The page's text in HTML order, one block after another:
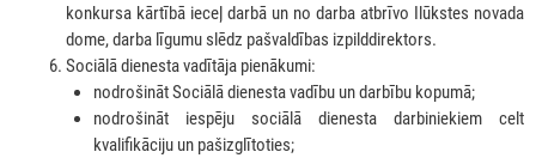
konkursa kārtībā ieceļ darbā un no darba atbrīvo Ilūkstes novada
dome, darba līgumu slēdz pašvaldības izpilddirektors.
Sociālā dienesta vadītāja pienākumi:
nodrošināt Sociālā dienesta vadību un darbību kopumā;
nodrošināt iespēju sociālā dienesta darbiniekiem celt
kvalifikāciju un pašizglītoties;